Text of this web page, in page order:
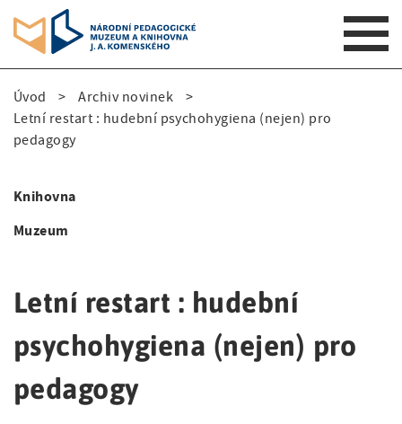
D
r
k
o
v
á
Úvod
Archiv novinek
Letní restart : hudební psychohygiena (nejen) pro
pedagogy
Letní restart : hudební
psychohygiena (nejen) pro
pedagogy
e
n
v
Knihovna
Muzeum